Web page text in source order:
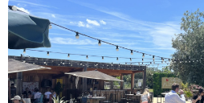
Organisation
l’Union de la